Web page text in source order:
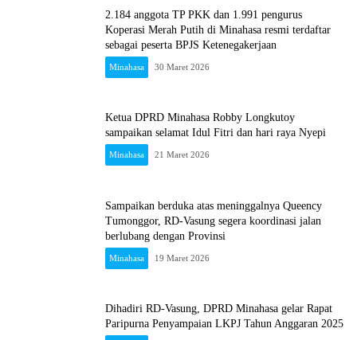
2.184 anggota TP PKK dan 1.991 pengurus
Koperasi Merah Putih di Minahasa resmi terdaftar
sebagai peserta BPJS Ketenegakerjaan
Minahasa 30 Maret 2026
Ketua DPRD Minahasa Robby Longkutoy
sampaikan selamat Idul Fitri dan hari raya Nyepi
Minahasa 21 Maret 2026
Sampaikan berduka atas meninggalnya Queency
Tumonggor, RD-Vasung segera koordinasi jalan
berlubang dengan Provinsi
Minahasa 19 Maret 2026
Dihadiri RD-Vasung, DPRD Minahasa gelar Rapat
Paripurna Penyampaian LKPJ Tahun Anggaran 2025